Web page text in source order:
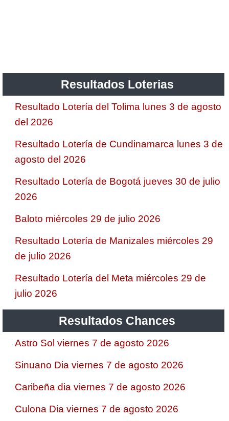
Resultados Loterias
Resultado Lotería del Tolima lunes 3 de agosto
del 2026
Resultado Lotería de Cundinamarca lunes 3 de
agosto del 2026
Resultado Lotería de Bogotá jueves 30 de julio
2026
Baloto miércoles 29 de julio 2026
Resultado Lotería de Manizales miércoles 29
de julio 2026
Resultado Lotería del Meta miércoles 29 de
julio 2026
Resultados Chances
Astro Sol viernes 7 de agosto 2026
Sinuano Dia viernes 7 de agosto 2026
Caribeña dia viernes 7 de agosto 2026
Culona Dia viernes 7 de agosto 2026